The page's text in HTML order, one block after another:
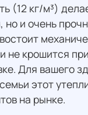
(12 кг/м³)
но и очень
не крошится при
Для вашего
этот
на рынке.